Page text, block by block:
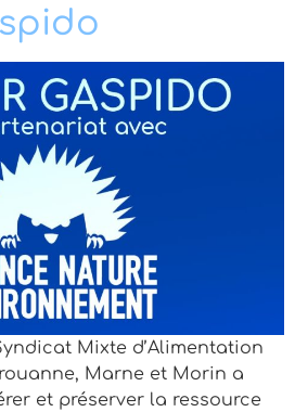
Mixte d’Alimentation
Marne et Morin a
et préserver la ressource